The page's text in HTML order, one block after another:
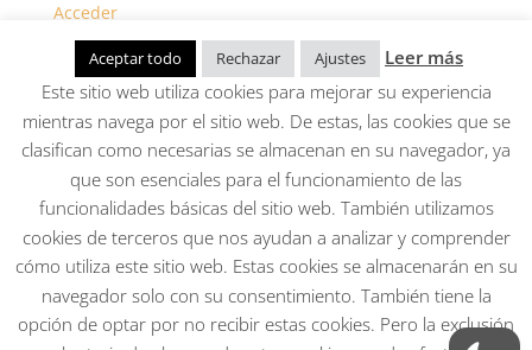
Acceder
Feed de entradas
Feed de comentarios
WordPress.org
Aviso Legal, Política de privacidad, Condiciones
generales, cookies
Mi cuenta
Aceptar todo Rechazar Ajustes
Leer más
Este sitio web utiliza cookies para mejorar su experiencia
mientras navega por el sitio web. De estas, las cookies que se
clasifican como necesarias se almacenan en su navegador, ya
que son esenciales para el funcionamiento de las
funcionalidades básicas del sitio web. También utilizamos
cookies de terceros que nos ayudan a analizar y comprender
cómo utiliza este sitio web. Estas cookies se almacenarán en su
navegador solo con su consentimiento. También tiene la
opción de optar por no recibir estas cookies. Pero la exclusión